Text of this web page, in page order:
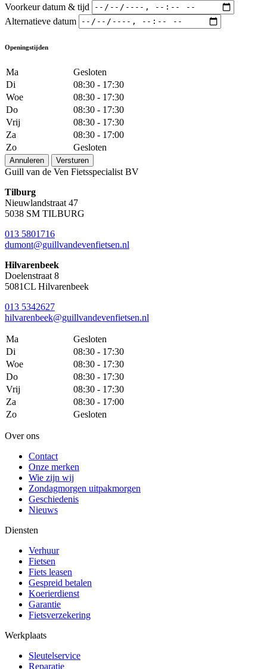
Voorkeur datum & tijd
Alternatieve datum
Openingstijden
Ma
Gesloten
Di
08:30 - 17:30
Woe
08:30 - 17:30
Do
08:30 - 17:30
Vrij
08:30 - 17:30
Za
08:30 - 17:00
Zo
Gesloten
Annuleren Versturen
Guill van de Ven Fietsspecialist BV
Tilburg
Nieuwlandstraat 47
5038 SM TILBURG
013 5801716
dumont@guillvandevenfietsen.nl
Hilvarenbeek
Doelenstraat 8
5081CL Hilvarenbeek
013 5342627
hilvarenbeek@guillvandevenfietsen.nl
Ma
Gesloten
Di
08:30 - 17:30
Woe
08:30 - 17:30
Do
08:30 - 17:30
Vrij
08:30 - 17:30
Za
08:30 - 17:00
Zo
Gesloten
Over ons
Contact
Onze merken
Wie zijn wij
Zondagmorgen uitpakmorgen
Geschiedenis
Nieuws
Diensten
Verhuur
Fietsen
Fiets leasen
Gespreid betalen
Koerierdienst
Garantie
Fietsverzekering
Werkplaats
Sleutelservice
Reparatie